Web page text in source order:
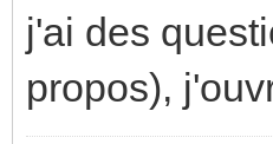
j'ai des
propos),